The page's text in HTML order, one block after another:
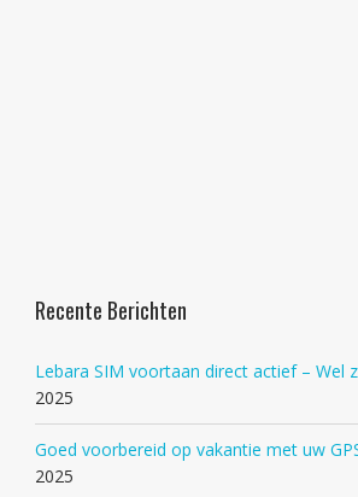
Recente Berichten
Lebara SIM voortaan direct actief – Wel
2025
Goed voorbereid op vakantie met uw
2025